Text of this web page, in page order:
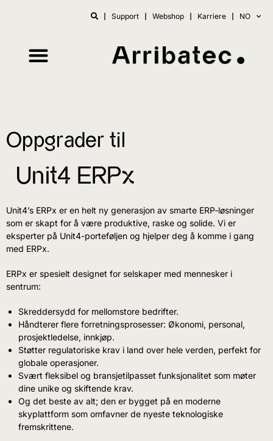
Support Webshop Karriere NO
Oppgrader til
Unit4 ERPx
Unit4’s ERPx er en helt ny generasjon av smarte ERP-løsninger
som er skapt for å være produktive, raske og solide. Vi er
eksperter på Unit4-porteføljen og hjelper deg å komme i gang
med ERPx.
ERPx er spesielt designet for selskaper med mennesker i
sentrum:
Skreddersydd for mellomstore bedrifter.
Håndterer flere forretningsprosesser: Økonomi, personal,
prosjektledelse, innkjøp.
Støtter regulatoriske krav i land over hele verden, perfekt for
globale operasjoner.
Svært fleksibel og bransjetilpasset funksjonalitet som møter
dine unike og skiftende krav.
Og det beste av alt; den er bygget på en moderne
skyplattform som omfavner de nyeste teknologiske
fremskrittene.